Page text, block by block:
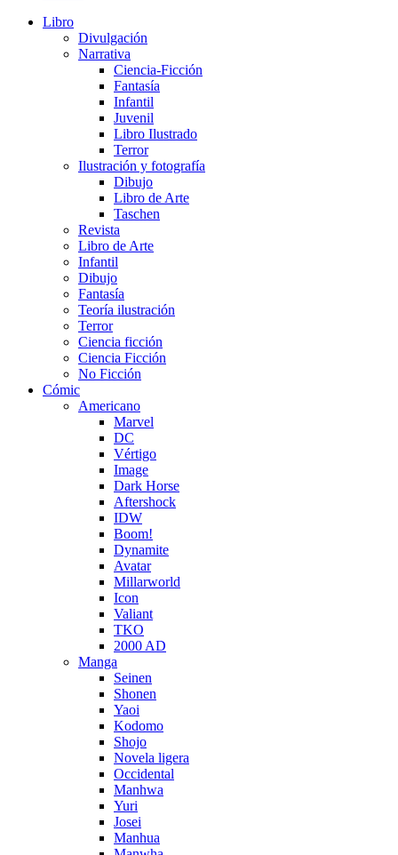
Libro
Divulgación
Narrativa
Ciencia-Ficción
Fantasía
Infantil
Juvenil
Libro Ilustrado
Terror
Ilustración y fotografía
Dibujo
Libro de Arte
Taschen
Revista
Libro de Arte
Infantil
Dibujo
Fantasía
Teoría ilustración
Terror
Ciencia ficción
Ciencia Ficción
No Ficción
Cómic
Americano
Marvel
DC
Vértigo
Image
Dark Horse
Aftershock
IDW
Boom!
Dynamite
Avatar
Millarworld
Icon
Valiant
TKO
2000 AD
Manga
Seinen
Shonen
Yaoi
Kodomo
Shojo
Novela ligera
Occidental
Manhwa
Yuri
Josei
Manhua